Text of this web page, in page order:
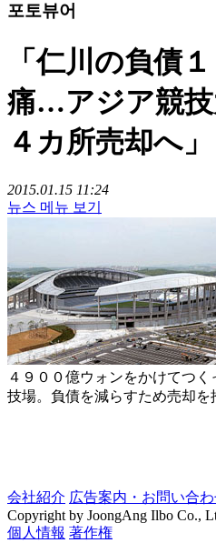
포토뷰어
「仁川の負債
痛…アジア競
４カ所売却へ」
2015.01.15 11:24
뉴스 메뉴 보기
４９００億ウォンをかけてつ
技場。負債を減らすため売却を
会社紹介 広告案内・お問い合
Copyright by JoongAng Ilbo Co.,
個人情報 著作権